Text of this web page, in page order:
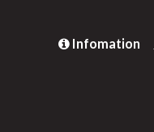
Infomation